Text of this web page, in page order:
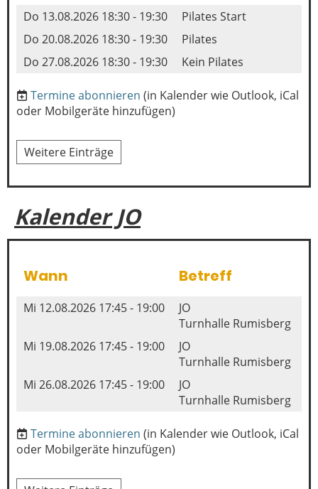
Do 13.08.2026 18:30 - 19:30
Pilates Start
Do 20.08.2026 18:30 - 19:30
Pilates
Do 27.08.2026 18:30 - 19:30
Kein Pilates
Termine abonnieren (in Kalender wie Outlook, iCal
oder Mobilgeräte hinzufügen)
Weitere Einträge
Kalender JO
Wann Betreff
Mi 12.08.2026 17:45 - 19:00
JO
Turnhalle Rumisberg
Mi 19.08.2026 17:45 - 19:00
JO
Turnhalle Rumisberg
Mi 26.08.2026 17:45 - 19:00
JO
Turnhalle Rumisberg
Termine abonnieren (in Kalender wie Outlook, iCal
oder Mobilgeräte hinzufügen)